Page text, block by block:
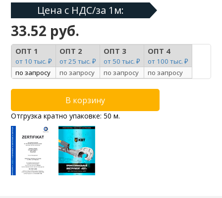
Цена с НДС/за 1м:
33.52 руб.
ОПТ 1
от 10 тыс. ₽
ОПТ 2
от 25 тыс. ₽
ОПТ 3
от 50 тыс. ₽
ОПТ 4
от 100 тыс. ₽
по запросу
по запросу по запросу по запросу
Отгрузка кратно упаковке: 50 м.